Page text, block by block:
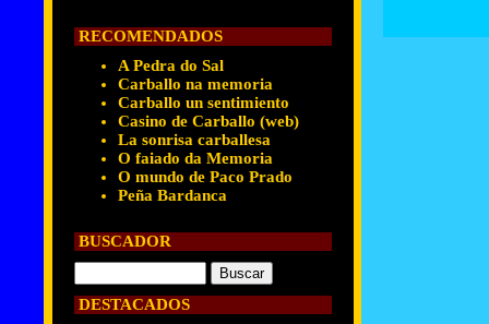
RECOMENDADOS
A Pedra do Sal
Carballo na memoria
Carballo un sentimiento
Casino de Carballo (web)
La sonrisa carballesa
O faiado da Memoria
O mundo de Paco Prado
Peña Bardanca
BUSCADOR
DESTACADOS